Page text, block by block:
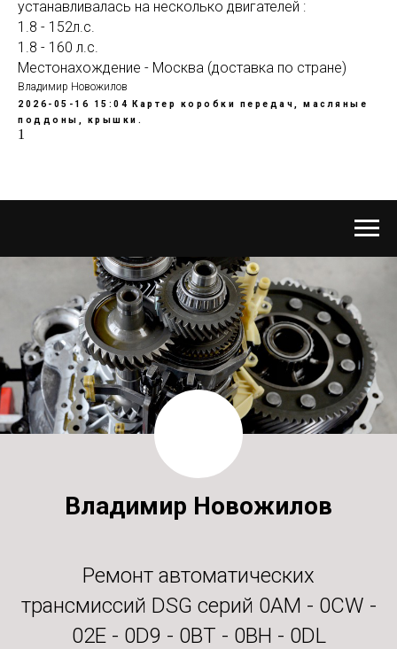
устанавливалась на несколько двигателей :
1.8 - 152л.с.
1.8 - 160 л.с.
Местонахождение - Москва (доставка по стране)
Владимир Новожилов
2026-05-16 15:04
Картер коробки передач, масляные
поддоны, крышки.
1
Владимир Новожилов
Ремонт автоматических
трансмиссий DSG серий 0AM - 0CW -
02E - 0D9 - 0BT - 0BH - 0DL